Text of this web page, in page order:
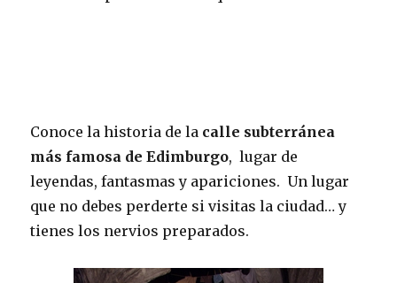
Conoce la historia de la calle subterránea
más famosa de Edimburgo, lugar de
leyendas, fantasmas y apariciones. Un lugar
que no debes perderte si visitas la ciudad… y
tienes los nervios preparados.